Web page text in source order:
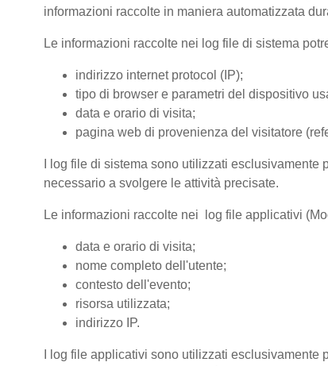
informazioni raccolte in maniera automatizzata
Le informazioni raccolte nei log file di sistema
indirizzo internet protocol (IP);
tipo di browser e parametri del dispositivo
data e orario di visita;
pagina web di provenienza del visitatore
I log file di sistema sono utilizzati
necessario a svolgere le attività precisate.
Le informazioni raccolte nei log file applicativi
data e orario di visita;
nome completo dell'utente;
contesto dell'evento;
risorsa utilizzata;
indirizzo IP.
I log file applicativi sono utilizzati